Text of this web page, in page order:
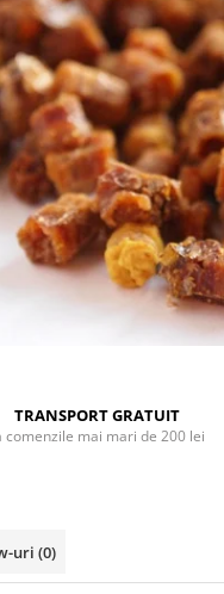
TRANSPORT GRATUIT
comenzile mai mari de 200 lei
uri (0)